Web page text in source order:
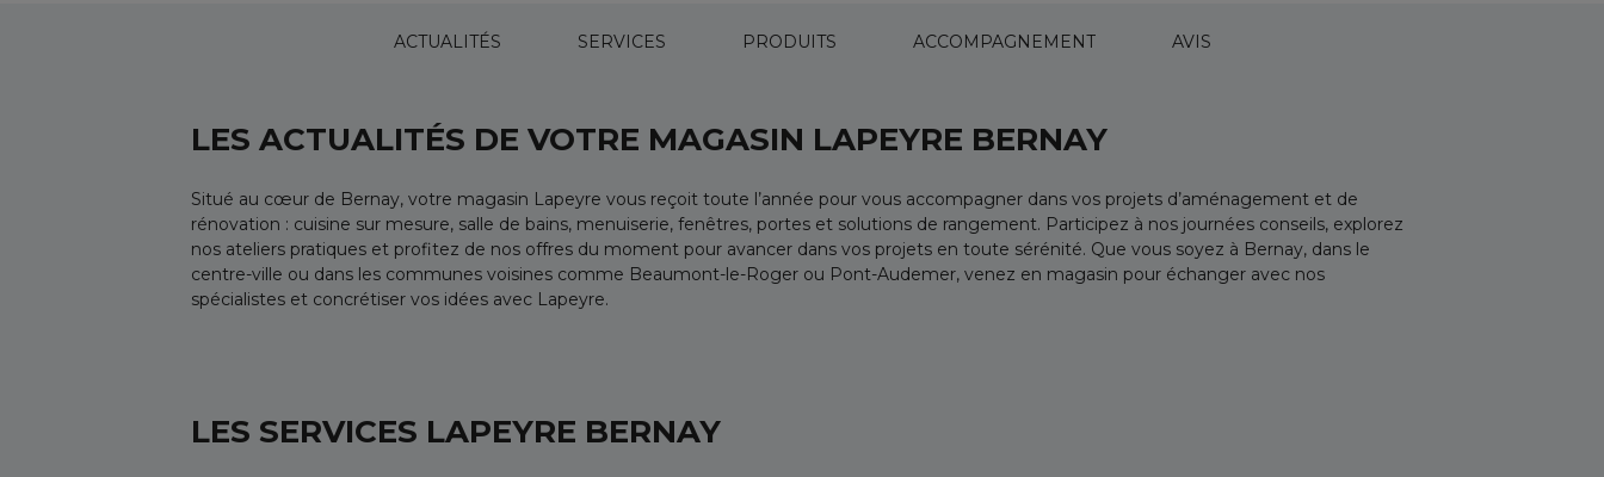
ACTUALITÉS SERVICES PRODUITS ACCOMPAGNEMENT AVIS
LES ACTUALITÉS DE VOTRE MAGASIN LAPEYRE BERNAY
Situé au cœur de Bernay, votre magasin Lapeyre vous reçoit toute l’année pour vous accompagner dans vos projets d’aménagement et de
rénovation : cuisine sur mesure, salle de bains, menuiserie, fenêtres, portes et solutions de rangement. Participez à nos journées conseils, explorez
nos ateliers pratiques et profitez de nos offres du moment pour avancer dans vos projets en toute sérénité. Que vous soyez à Bernay, dans le
centre-ville ou dans les communes voisines comme Beaumont-le-Roger ou Pont-Audemer, venez en magasin pour échanger avec nos
spécialistes et concrétiser vos idées avec Lapeyre.
LES SERVICES LAPEYRE BERNAY